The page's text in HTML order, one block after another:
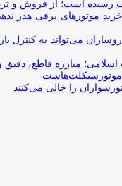
است؛ از فروش و
موتورهای برقی هدر
می‌تواند به کنترل
اسلامی؛ مبارزه قاطع،
را خالی می‌کنند